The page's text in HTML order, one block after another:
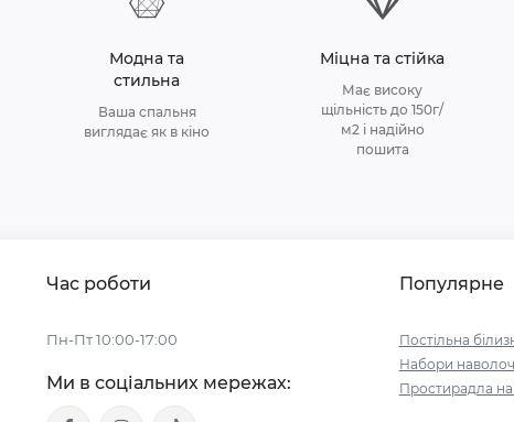
Модна та
стильна
Ваша спальня
виглядає як в кіно
Міцна та стійка
Має високу
щільність до 150г/
м2 і надійно
пошита
Час роботи
Пн-Пт 10:00-17:00
Ми в соціальних мережах:
Популярне
Постільна
Набори
Простирадла на